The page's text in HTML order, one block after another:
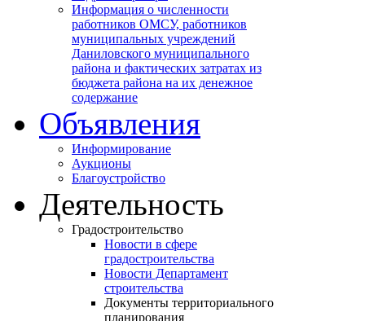
Информация о численности
работников ОМСУ, работников
муниципальных учреждений
Даниловского муниципального
района и фактических затратах из
бюджета района на их денежное
содержание
Объявления
Информирование
Аукционы
Благоустройство
Деятельность
Градостроительство
Новости в сфере
градостроительства
Новости Департамент
строительства
Документы территориального
планирования